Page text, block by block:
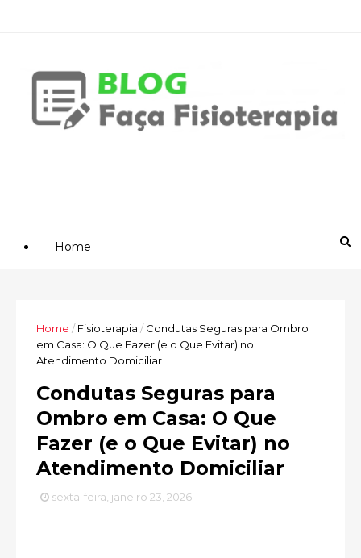
Home
Home /Fisioterapia / Condutas Seguras para Ombro
em Casa: O Que Fazer (e o Que Evitar) no
Atendimento Domiciliar
Condutas Seguras para
Ombro em Casa: O Que
Fazer (e o Que Evitar) no
Atendimento Domiciliar
sexta-feira, janeiro 23, 2026